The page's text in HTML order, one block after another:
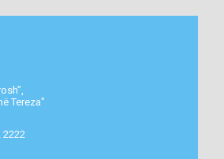
Tereza"
2222